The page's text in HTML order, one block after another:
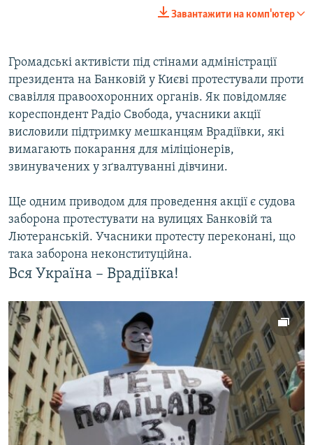
Усі сайти RFE/RL
Завантажити на комп'ютер
Громадські активісти під стінами адміністрації
президента на Банковій у Києві протестували проти
свавілля правоохоронних органів. Як повідомляє
кореспондент Радіо Свобода, учасники акції
висловили підтримку мешканцям Врадіївки, які
вимагають покарання для міліціонерів,
звинувачених у зґвалтуванні дівчини.
Ще одним приводом для проведення акції є судова
заборона протестувати на вулицях Банковій та
Лютеранській. Учасники протесту переконані, що
така заборона неконституційна.
Вся Україна – Врадіївка!